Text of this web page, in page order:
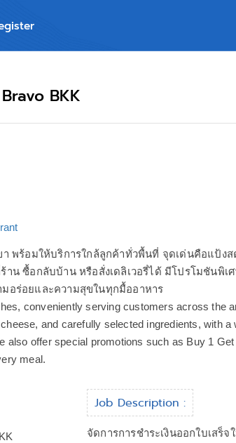
BKK
า พร้อมให้บริการใกล้ลูกค้าทั่วพื้นที่ จุดเด่นคือแป้
าน ซื้อกลับบ้าน หรือสั่งเดลิเวอรี่ได้ มีโปรโมชันพิ
อร่อยและความสุขในทุกมื้ออาหาร
conveniently serving customers across the
and carefully selected ingredients, with
also offer special promotions such as Buy 1
meal.
Job Description :
จัดการการชำระเงินออกใบเสร็จ